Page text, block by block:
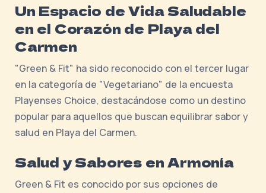
Un Espacio de Vida Saludable
en el Corazón de Playa del
Carmen
"Green & Fit" ha sido reconocido con el tercer lugar
en la categoría de "Vegetariano" de la encuesta
Playenses Choice, destacándose como un destino
popular para aquellos que buscan equilibrar sabor y
salud en Playa del Carmen.
Salud y Sabores en Armonía
Green & Fit es conocido por sus opciones de